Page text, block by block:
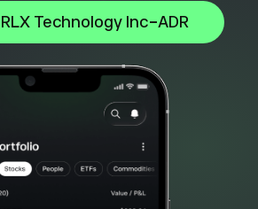
Technology Inc-ADR